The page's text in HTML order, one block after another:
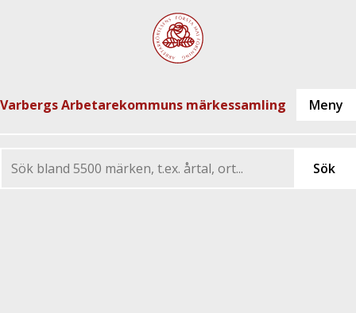
Varbergs Arbetarekommuns märkessamling